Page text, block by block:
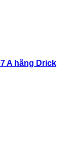
A hãng Drick